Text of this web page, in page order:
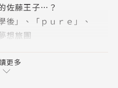
佐藤王子…？
後」、「ｐｕｒｅ」、
想旅團
更多